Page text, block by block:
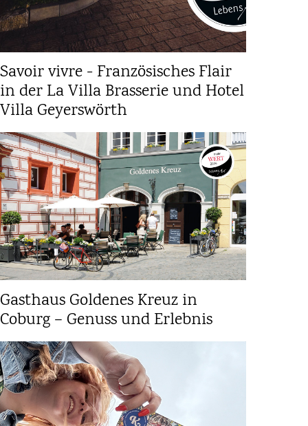
Savoir vivre - Französisches Flair
in der La Villa Brasserie und Hotel
Villa Geyerswörth
Gasthaus Goldenes Kreuz in
Coburg – Genuss und Erlebnis